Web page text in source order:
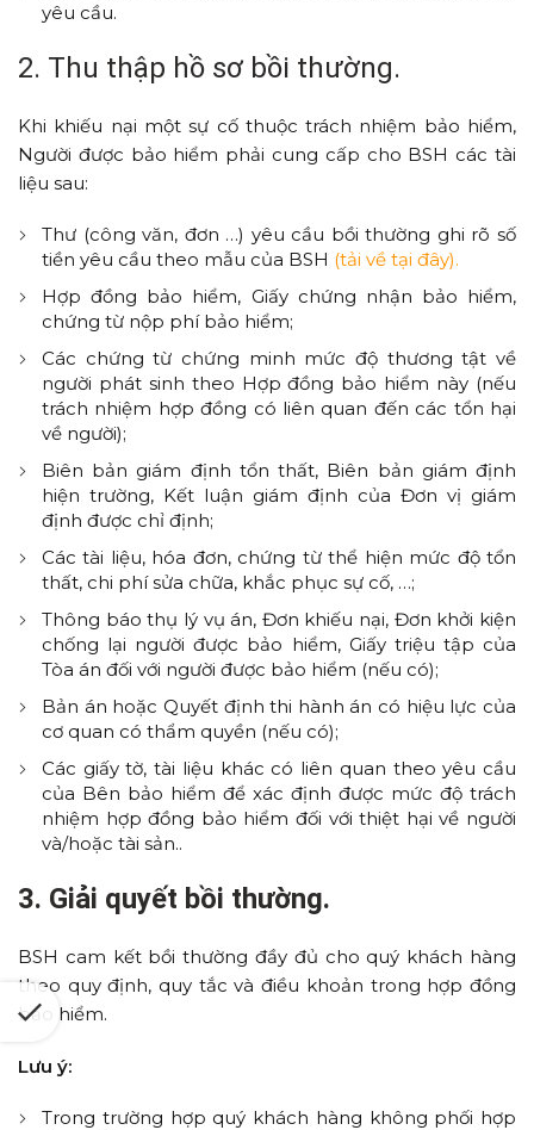
yêu cầu.
2. Thu thập hồ sơ bồi thường.
Khi khiếu nại một sự cố thuộc trách nhiệm bảo hiểm,
Người được bảo hiểm phải cung cấp cho BSH các tài
liệu sau:
Thư (công văn, đơn …) yêu cầu bồi thường ghi rõ số
tiền yêu cầu theo mẫu của BSH (tải về tại đây).
Hợp đồng bảo hiểm, Giấy chứng nhận bảo hiểm,
chứng từ nộp phí bảo hiểm;
Các chứng từ chứng minh mức độ thương tật về
người phát sinh theo Hợp đồng bảo hiểm này (nếu
trách nhiệm hợp đồng có liên quan đến các tổn hại
về người);
Biên bản giám định tổn thất, Biên bản giám định
hiện trường, Kết luận giám định của Đơn vị giám
định được chỉ định;
Các tài liệu, hóa đơn, chứng từ thể hiện mức độ tổn
thất, chi phí sửa chữa, khắc phục sự cố, …;
Thông báo thụ lý vụ án, Đơn khiếu nại, Đơn khởi kiện
chống lại người được bảo hiểm, Giấy triệu tập của
Tòa án đối với người được bảo hiểm (nếu có);
Bản án hoặc Quyết định thi hành án có hiệu lực của
cơ quan có thẩm quyền (nếu có);
Các giấy tờ, tài liệu khác có liên quan theo yêu cầu
của Bên bảo hiểm để xác định được mức độ trách
nhiệm hợp đồng bảo hiểm đối với thiệt hại về người
và/hoặc tài sản..
3. Giải quyết bồi thường.
BSH cam kết bồi thường đầy đủ cho quý khách hàng
theo quy định, quy tắc và điều khoản trong hợp đồng
bảo hiểm.
Lưu ý:
Trong trường hợp quý khách hàng không phối hợp